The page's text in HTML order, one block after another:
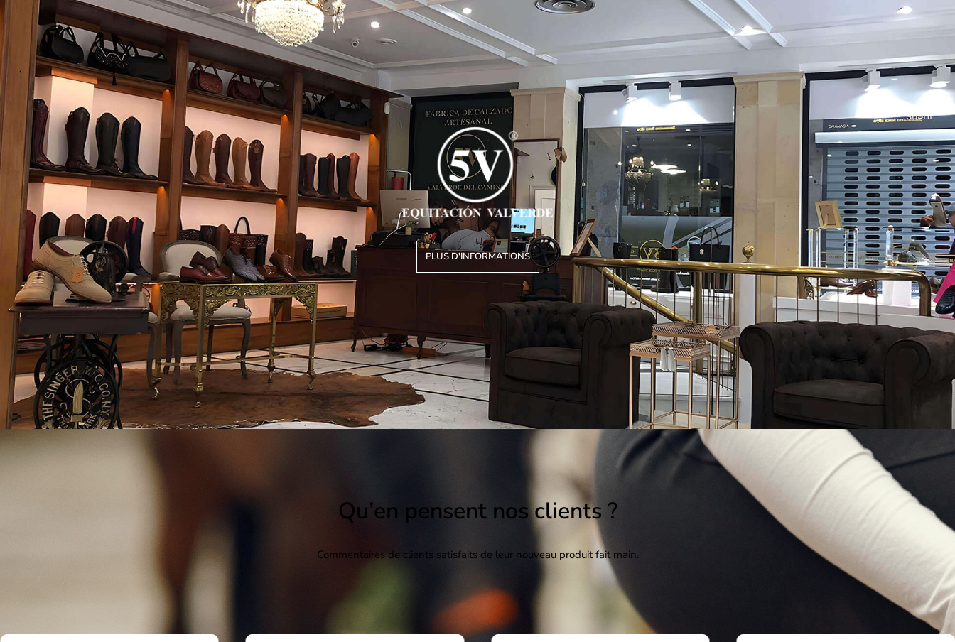
PLUS D'INFORMATIONS
Qu’en pensent nos clients ?
Commentaires de clients satisfaits de leur nouveau produit fait main.